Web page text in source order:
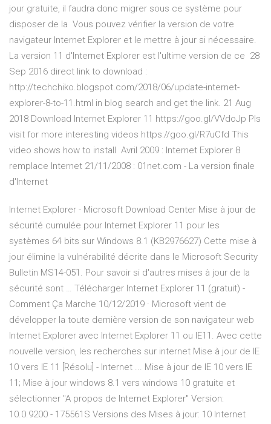
jour gratuite, il faudra donc migrer sous ce système pour
disposer de la Vous pouvez vérifier la version de votre
navigateur Internet Explorer et le mettre à jour si nécessaire.
La version 11 d'Internet Explorer est l'ultime version de ce 28
Sep 2016 direct link to download :
http://techchiko.blogspot.com/2018/06/update-internet-
explorer-8-to-11.html in blog search and get the link. 21 Aug
2018 Download Internet Explorer 11 https://goo.gl/VVdoJp Pls
visit for more interesting videos https://goo.gl/R7uCfd This
video shows how to install Avril 2009 : Internet Explorer 8
remplace Internet 21/11/2008 : 01net.com - La version finale
d'Internet
Internet Explorer - Microsoft Download Center Mise à jour de
sécurité cumulée pour Internet Explorer 11 pour les
systèmes 64 bits sur Windows 8.1 (KB2976627) Cette mise à
jour élimine la vulnérabilité décrite dans le Microsoft Security
Bulletin MS14-051. Pour savoir si d'autres mises à jour de la
sécurité sont … Télécharger Internet Explorer 11 (gratuit) -
Comment Ça Marche 10/12/2019 · Microsoft vient de
développer la toute dernière version de son navigateur web
Internet Explorer avec Internet Explorer 11 ou IE11. Avec cette
nouvelle version, les recherches sur internet Mise à jour de IE
10 vers IE 11 [Résolu] - Internet ... Mise à jour de IE 10 vers IE
11; Mise à jour windows 8.1 vers windows 10 gratuite et
sélectionner "A propos de Internet Explorer" Version:
10.0.9200 - 175561S Versions des Mises à jour: 10 Internet